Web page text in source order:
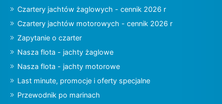
Czartery jachtów żaglowych - cennik 2026 r
Czartery jachtów motorowych - cennik 2026 r
Zapytanie o czarter
Nasza flota - jachty żaglowe
Nasza flota - jachty motorowe
Last minute, promocje i oferty specjalne
Przewodnik po marinach